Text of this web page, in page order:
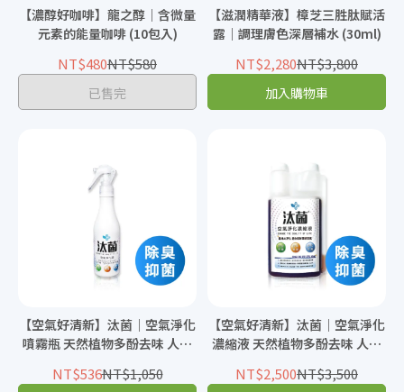
【濃醇好咖啡】龍之醇｜含微量
元素的能量咖啡 (10包入)
NT$480NT$580
已售完
【滋潤精華液】樟芝三胜肽賦活
露｜調理膚色深層補水 (30ml)
NT$2,280NT$3,800
加入購物車
【空氣好清新】汰菌｜空氣淨化
噴霧瓶 天然植物多酚去味 人寵
NT$536NT$1,050
【空氣好清新】汰菌｜空氣淨化
濃縮液 天然植物多酚去味 人寵
NT$2,500NT$3,500